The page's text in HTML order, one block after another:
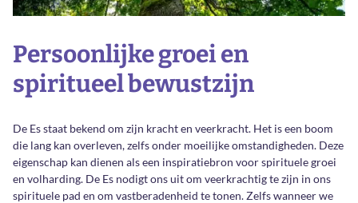
Persoonlijke groei en
spiritueel bewustzijn
De Es staat bekend om zijn kracht en veerkracht. Het is een boom
die lang kan overleven, zelfs onder moeilijke omstandigheden. Deze
eigenschap kan dienen als een inspiratiebron voor spirituele groei
en volharding. De Es nodigt ons uit om veerkrachtig te zijn in ons
spirituele pad en om vastberadenheid te tonen. Zelfs wanneer we